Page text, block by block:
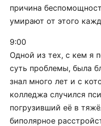
причина
умирают от этого
9:00
Одной из тех, с кем я
суть проблемы, была
знал много лет и с
колледжа случился
погрузивший её в
биполярное